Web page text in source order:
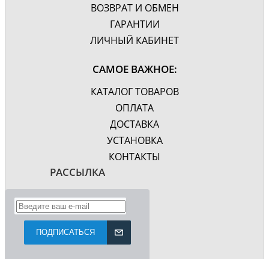
ВОЗВРАТ И ОБМЕН
ГАРАНТИИ
ЛИЧНЫЙ КАБИНЕТ
САМОЕ ВАЖНОЕ:
КАТАЛОГ ТОВАРОВ
ОПЛАТА
ДОСТАВКА
УСТАНОВКА
КОНТАКТЫ
РАССЫЛКА
ПОДПИСАТЬСЯ